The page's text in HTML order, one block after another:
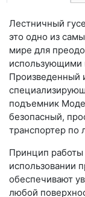
Лестничный
это одно из
мире для
использующими
Произведенный
подъемник
безопасный,
транспортер по
Принцип
использовании
обеспечивают
любой